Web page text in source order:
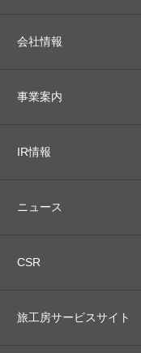
会社情報
事業案内
IR情報
ニュース
CSR
旅工房サービスサイト